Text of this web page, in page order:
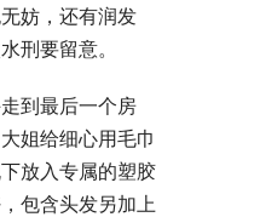
妨，还有润发
刑要留意。
到最后一个房
姐给细心用毛巾
放入专属的塑胶
包含头发另加上